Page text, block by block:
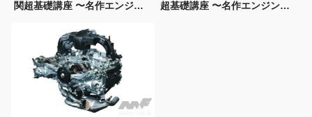
関超基礎講座 〜名作エンジン
超基礎講座 〜名作エンジン図